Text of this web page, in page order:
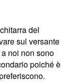
del
sul versante
noi non sono
poiché è